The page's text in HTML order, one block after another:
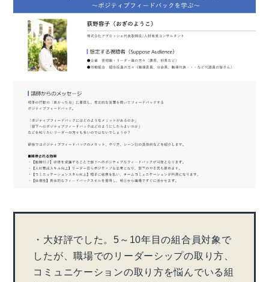
・大好評でした。5～10年目の組合員対象で
したが、職場でのリーダーシップの取り方、
コミュニケーションの取り方を悩んでいる組